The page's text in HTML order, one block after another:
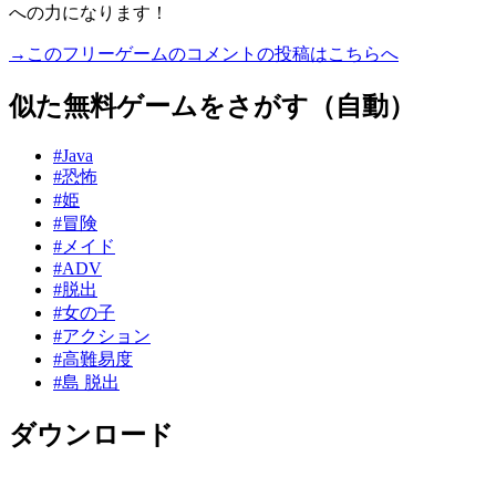
への力になります！
→このフリーゲームのコメントの投稿はこちらへ
似た無料ゲームをさがす（自動）
#Java
#恐怖
#姫
#冒険
#メイド
#ADV
#脱出
#女の子
#アクション
#高難易度
#島 脱出
ダウンロード